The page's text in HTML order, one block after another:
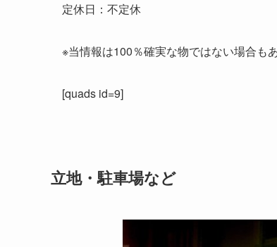
定休日：不定休
※当情報は100％確実な物ではない場合も
[quads id=9]
立地・駐車場など